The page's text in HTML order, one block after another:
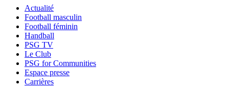
Actualité
Football masculin
Football féminin
Handball
PSG TV
Le Club
PSG for Communities
Espace presse
Carrières